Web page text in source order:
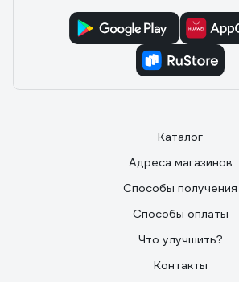
Отзыв о Уайт-спирит НЕФТЕХИМИК
Каталог
Адреса магазинов
Способы получения
Способы оплаты
Что улучшить?
Контакты